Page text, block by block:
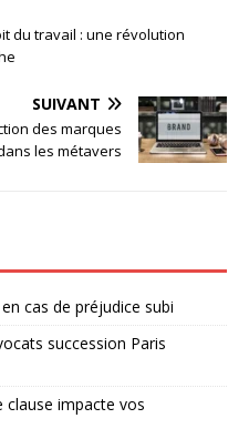
du travail : une révolution
SUIVANT
des marques
les métavers
cas de préjudice subi
succession Paris
impacte vos